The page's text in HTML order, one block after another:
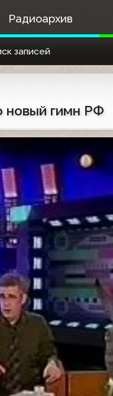
Радиоархив
записей
новый гимн РФ